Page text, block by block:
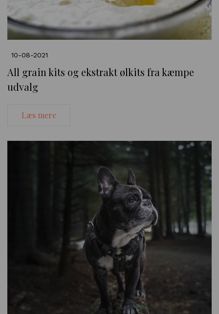
10-08-2021
All grain kits og ekstrakt ølkits fra kæmpe
udvalg
Læs mere